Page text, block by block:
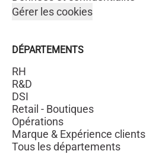
Gérer les cookies
DÉPARTEMENTS
RH
R&D
DSI
Retail - Boutiques
Opérations
Marque & Expérience clients
Tous les départements